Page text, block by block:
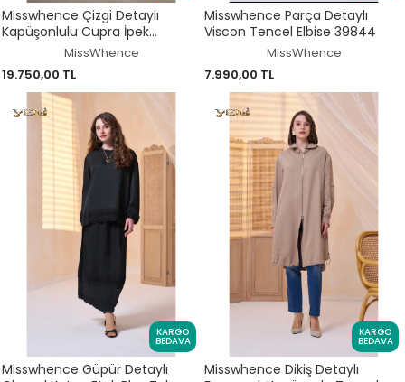
Misswhence Çizgi Detaylı
Kapüşonlulu Cupra İpek
Pardesü 39510MissWhence
19.750,00 TL
Misswhence Parça Detaylı
Viscon Tencel Elbise 39844
MissWhence
7.990,00 TL
KARGO
BEDAVA
Misswhence Güpür Detaylı
KARGO
BEDAVA
Misswhence Dikiş Detaylı